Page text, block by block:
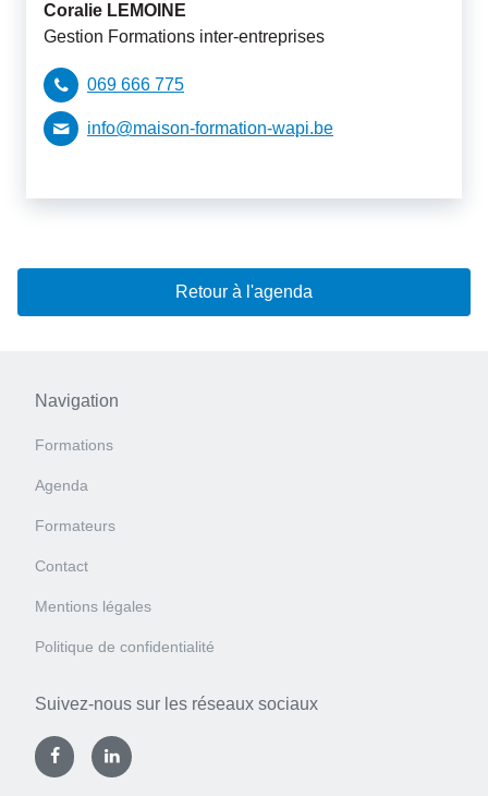
Coralie LEMOINE
Gestion Formations inter-entreprises
069 666 775
info@maison-formation-wapi.be
Retour à l'agenda
Navigation
Formations
Agenda
Formateurs
Contact
Mentions légales
Politique de confidentialité
Suivez-nous sur les réseaux sociaux